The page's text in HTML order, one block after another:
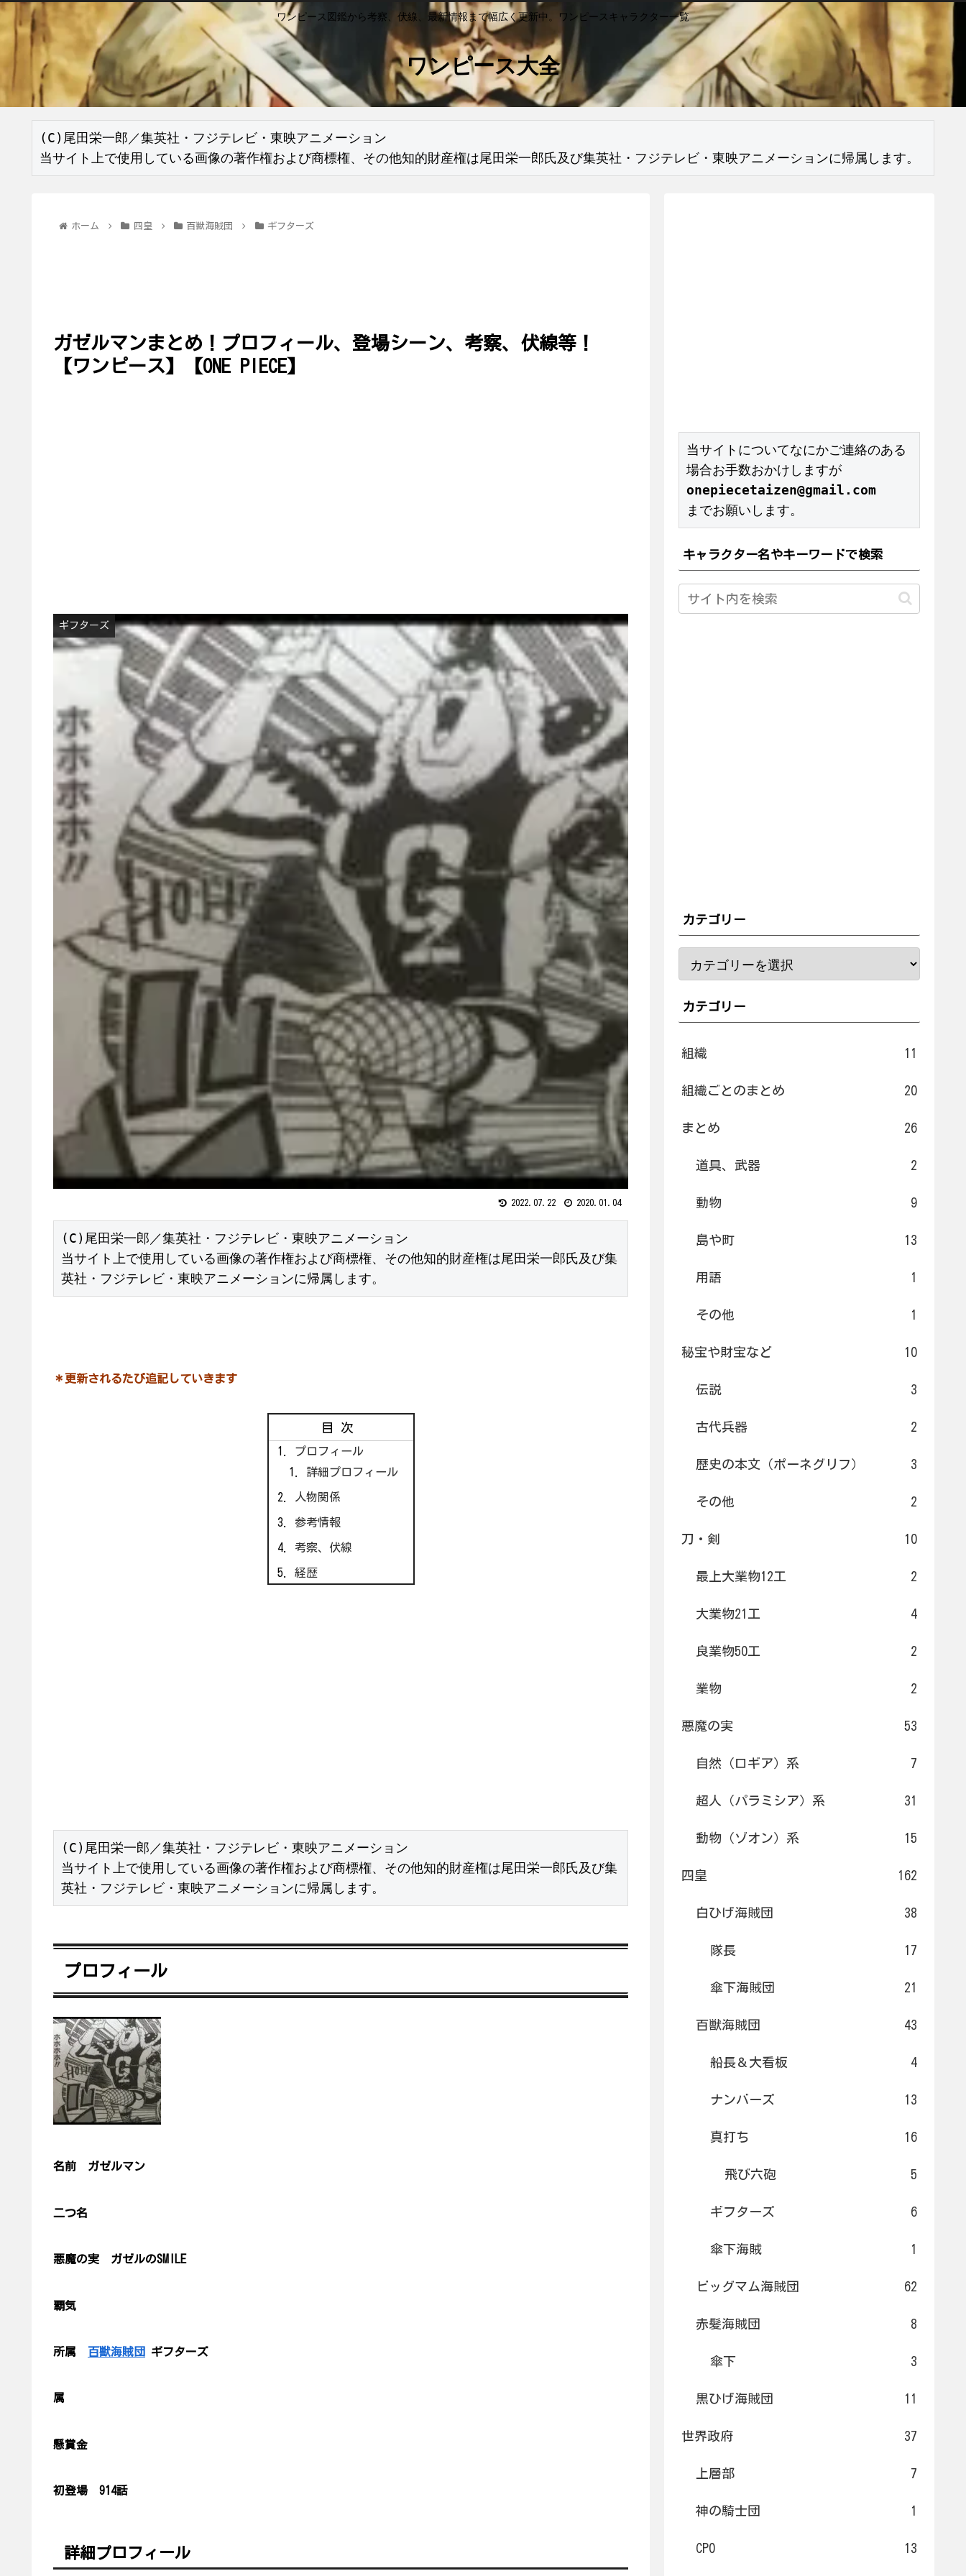
ワンピース図鑑から考察、伏線、最新情報まで幅広く更新中。ワンピースキャラクター一覧
ワンピース大全
(C)尾田栄一郎／集英社・フジテレビ・東映アニメーション
当サイト上で使用している画像の著作権および商標権、その他知的財産権は尾田栄一郎氏及び集英社・フジテレビ・東映アニメーションに帰属します。
ホーム 四皇 百獣海賊団 ギフターズ
ガゼルマンまとめ！プロフィール、登場シーン、考察、伏線等！
【ワンピース】【ONE PIECE】
ギフターズ
2022.07.22 2020.01.04
(C)尾田栄一郎／集英社・フジテレビ・東映アニメーション
当サイト上で使用している画像の著作権および商標権、その他知的財産権は尾田栄一郎氏及び集
英社・フジテレビ・東映アニメーションに帰属します。
＊更新されるたび追記していきます
目次
プロフィール
詳細プロフィール
人物関係
参考情報
考察、伏線
経歴
(C)尾田栄一郎／集英社・フジテレビ・東映アニメーション
当サイト上で使用している画像の著作権および商標権、その他知的財産権は尾田栄一郎氏及び集
英社・フジテレビ・東映アニメーションに帰属します。
プロフィール
名前 ガゼルマン
二つ名
悪魔の実 ガゼルのSMILE
覇気
所属 百獣海賊団 ギフターズ
属
懸賞金
初登場 914話
詳細プロフィール
当サイトについてなにかご連絡のある
onepiecetaizen@gmail.com
までお願いします。
キャラクター名やキーワードで検索
カテゴリー
カテゴリー
組織 11
組織ごとのまとめ 20
まとめ 26
道具、武器 2
動物 9
島や町 13
用語 1
その他 1
秘宝や財宝など 10
伝説 3
古代兵器 2
歴史の本文（ポーネグリフ） 3
その他 2
刀・剣 10
最上大業物12工 2
大業物21工 4
良業物50工 2
業物 2
悪魔の実 53
自然（ロギア）系 7
超人（パラミシア）系 31
動物（ゾオン）系 15
四皇 162
白ひげ海賊団 38
隊長 17
傘下海賊団 21
百獣海賊団 43
船長＆大看板 4
ナンバーズ 13
真打ち 16
飛び六砲 5
ギフターズ 6
傘下海賊 1
ビッグマム海賊団 62
赤髪海賊団 8
傘下 3
黒ひげ海賊団 11
世界政府 37
上層部 7
神の騎士団 1
CP0 13